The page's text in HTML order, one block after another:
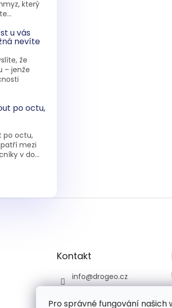
Pro správné fungování našich
který
u vás
nevíte
že
– jenže
po octu,
po octu,
mezi
v do...
Kontakt
info@drogeo.cz
+420 607 058 258 (v